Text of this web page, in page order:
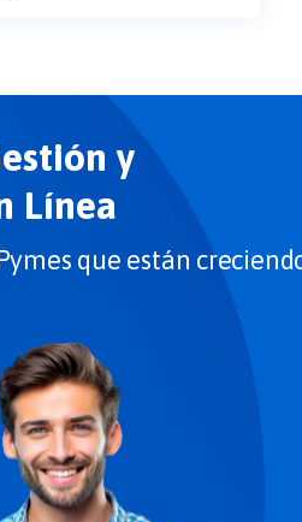
y
Línea
que están